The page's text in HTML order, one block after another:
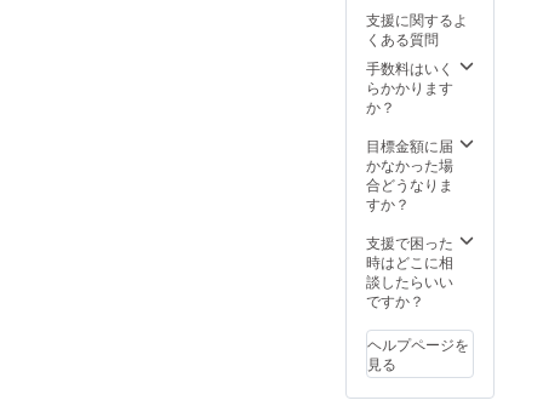
事務局
までお
写真を
お送り
支援に関するよ
くある質問
手数料はいく
らかかります
か？
目標金額に届
かなかった場
合どうなりま
すか？
支援で困った
時はどこに相
談したらいい
ですか？
ヘルプページを
見る